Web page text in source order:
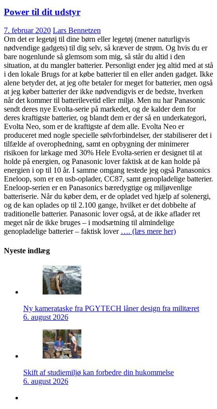
Power til dit udstyr
7. februar 2020 Lars Bennetzen
Om det er legetøj til dine børn eller legetøj (mener naturligvis
nødvendige gadgets) til dig selv, så kræver de strøm. Og hvis du er
bare nogenlunde så glemsom som mig, så står du altid i den
situation, at du mangler batterier. Personligt ender jeg altid med at stå
i den lokale Brugs for at købe batterier til en eller anden gadget. Ikke
alene betyder det, at jeg ofte betaler for meget for batterier, men også
at jeg køber batterier der ikke nødvendigvis er de bedste, hverken
når det kommer til batterilevetid eller miljø. Men nu har Panasonic
sendt deres nye Evolta-serie på markedet, og de kalder dem for
deres kraftigste batterier, og blandt dem er der så en underkategori,
Evolta Neo, som er de kraftigste af dem alle. Evolta Neo er
produceret med nogle specielle sølvforbindelser, der stabiliserer det i
tilfælde af overophedning, samt en opbygning der minimerer
risikoen for lækage med 30% Hele Evolta-serien er designet til at
holde på energien, og Panasonic lover faktisk at de kan holde på
energien i op til 10 år. I samme omgang testede jeg også Panasonics
Eneloop, som er en usb-oplader, CC87, samt genopladelige batterier.
Eneloop-serien er en Panasonics bæredygtige og miljøvenlige
batteriserie. Når du køber dem, er de opladet ved hjælp af solenergi,
og de kan oplades op til 2.100 gange, hvilket er det dobbelte af
traditionelle batterier. Panasonic lover også, at de ikke aflader ret
meget når de ikke bruges – i modsætning til almindelige
genopladelige batterier – faktisk lover …. (læs mere her)
Nyeste indlæg
Ny kamerataske fra PGYTECH låner design fra militæret
6. august 2026
Skift af studiemiljø kan forbedre din hukommelse
6. august 2026